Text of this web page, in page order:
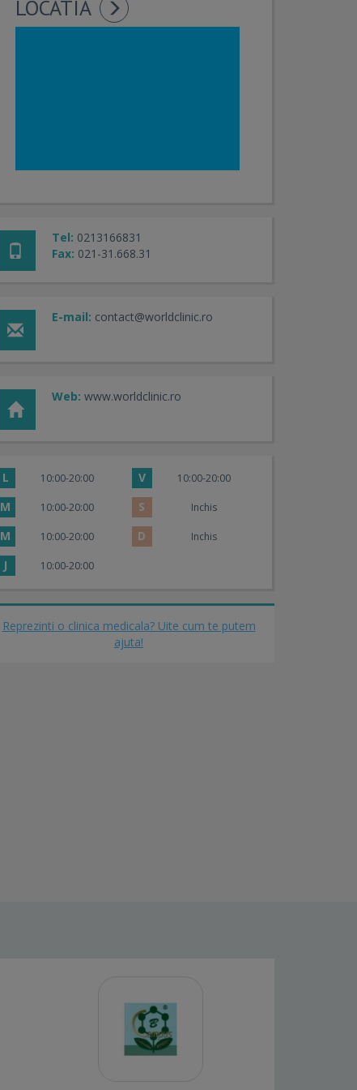
LOCATIA
Tel: 0213166831
Fax: 021-31.668.31
E-mail: contact@worldclinic.ro
Web: www.worldclinic.ro
L 10:00-20:00 V 10:00-20:00
M 10:00-20:00 S Inchis
M 10:00-20:00 D Inchis
J 10:00-20:00
Reprezinti o clinica medicala? Uite cum te putem
ajuta!